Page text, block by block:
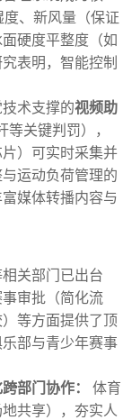
、新风量（保证
硬度平整度（如
表明，智能控制
术支撑的视频助
关键判罚），
）可实时采集并
运动负荷管理的
媒体转播内容与
关部门已出台
审批（简化流
等方面提供了顶
部与青少年赛事
部门协作：
体育
共享），夯实人